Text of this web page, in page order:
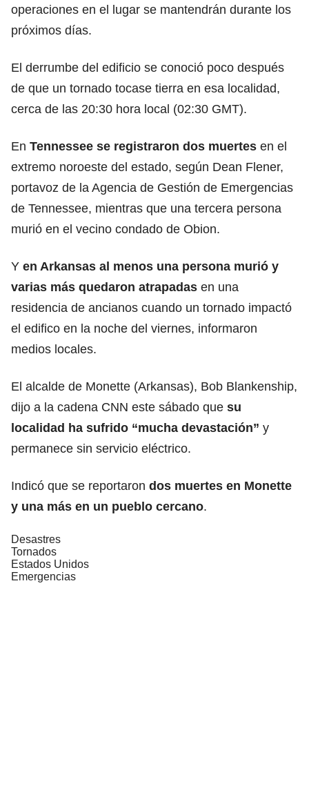
operaciones en el lugar se mantendrán durante los
próximos días.
El derrumbe del edificio se conoció poco después
de que un tornado tocase tierra en esa localidad,
cerca de las 20:30 hora local (02:30 GMT).
En Tennessee se registraron dos muertes en el
extremo noroeste del estado, según Dean Flener,
portavoz de la Agencia de Gestión de Emergencias
de Tennessee, mientras que una tercera persona
murió en el vecino condado de Obion.
Y en Arkansas al menos una persona murió y
varias más quedaron atrapadas en una
residencia de ancianos cuando un tornado impactó
el edifico en la noche del viernes, informaron
medios locales.
El alcalde de Monette (Arkansas), Bob Blankenship,
dijo a la cadena CNN este sábado que su
localidad ha sufrido “mucha devastación” y
permanece sin servicio eléctrico.
Indicó que se reportaron dos muertes en Monette
y una más en un pueblo cercano.
Desastres
Tornados
Estados Unidos
Emergencias